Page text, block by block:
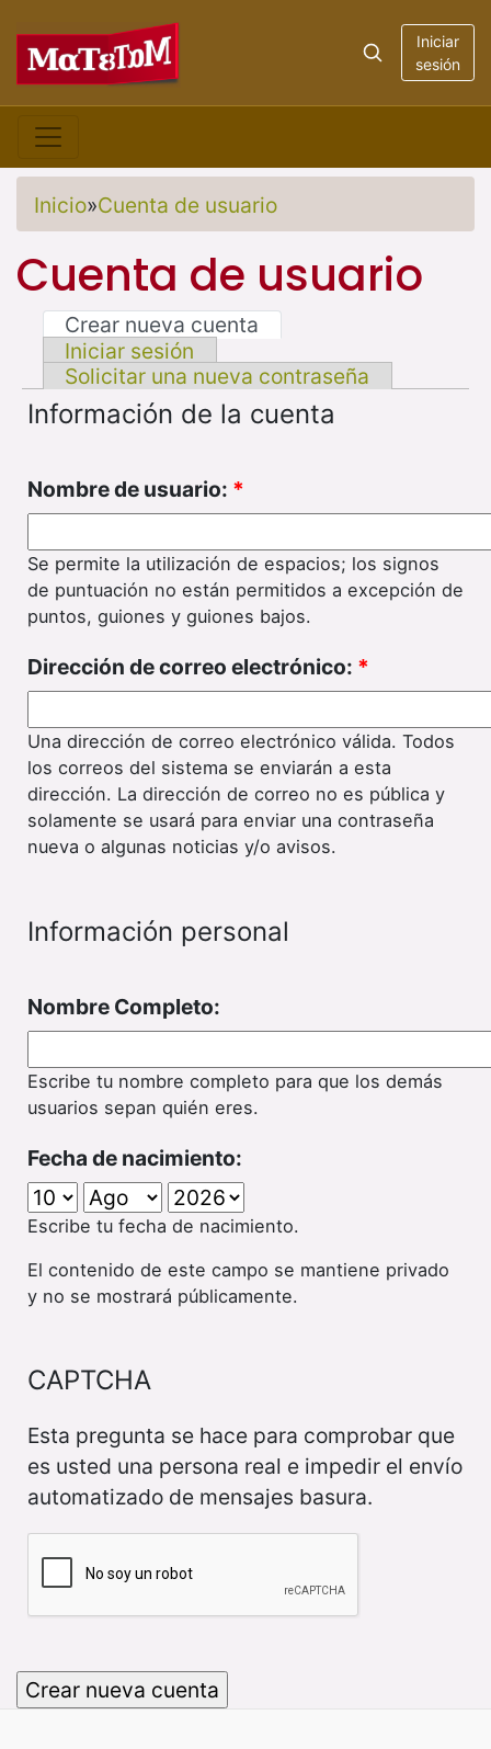
Iniciar
sesión
Inicio»Cuenta de usuario
Cuenta de usuario
Crear nueva cuenta
Iniciar sesión
Solicitar una nueva contraseña
Información de la cuenta
Nombre de usuario: *
Se permite la utilización de espacios; los signos
de puntuación no están permitidos a excepción de
puntos, guiones y guiones bajos.
Dirección de correo electrónico: *
Una dirección de correo electrónico válida. Todos
los correos del sistema se enviarán a esta
dirección. La dirección de correo no es pública y
solamente se usará para enviar una contraseña
nueva o algunas noticias y/o avisos.
Información personal
Nombre Completo:
Escribe tu nombre completo para que los demás
usuarios sepan quién eres.
Fecha de nacimiento:
Escribe tu fecha de nacimiento.
El contenido de este campo se mantiene privado
y no se mostrará públicamente.
CAPTCHA
Esta pregunta se hace para comprobar que
es usted una persona real e impedir el envío
automatizado de mensajes basura.